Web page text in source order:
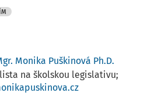
Monika Puškinová Ph.D.
na školskou legislativu;